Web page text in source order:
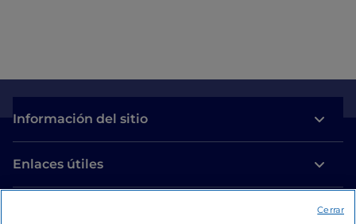
Información del sitio
Enlaces útiles
Cerrar